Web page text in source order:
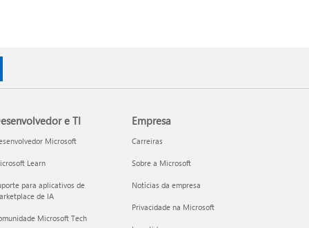
e TI
Microsoft
Learn
para aplicativos de
de IA
Microsoft Tech
Empresa
Carreiras
Sobre a Microsoft
Notícias da empresa
Privacidade na Microsoft